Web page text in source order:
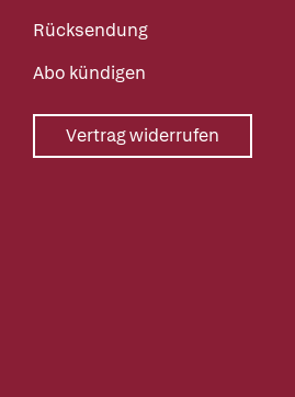
Rücksendung
Abo kündigen
Vertrag widerrufen